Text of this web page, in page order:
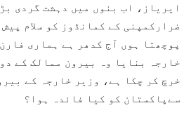
ایریاز، اب بنوں میں دہشت گردی
ضرارکمپنی کے کمانڈوز کو سلام
پوچھتا ہوں آج کدھر ہے ہماری
خرچ کر چکا ہے، وزیر خارجہ کے
سےپاکستان کو کیا فائدہ ہوا؟